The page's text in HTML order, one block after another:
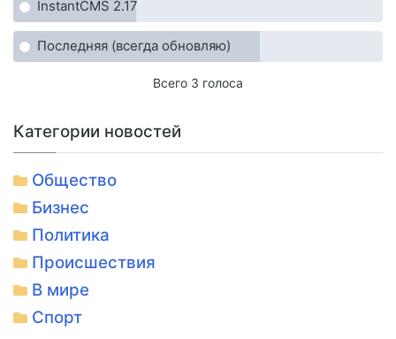
InstantCMS 2.17
Последняя (всегда обновляю)
Всего 3 голоса
Категории новостей
Общество
Бизнес
Политика
Происшествия
В мире
Спорт